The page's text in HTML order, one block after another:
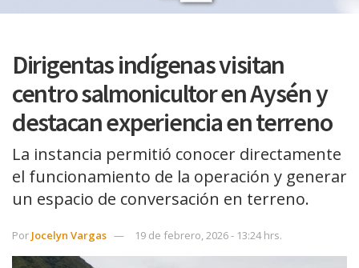
Dirigentas indígenas visitan
centro salmonicultor en Aysén y
destacan experiencia en terreno
La instancia permitió conocer directamente
el funcionamiento de la operación y generar
un espacio de conversación en terreno.
Por Jocelyn Vargas 19 de febrero, 2026 - 13:24 hrs.